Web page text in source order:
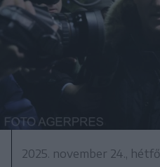
2025. november 24., hétfő